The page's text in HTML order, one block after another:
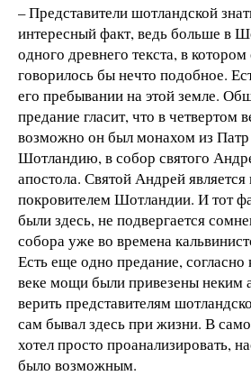
– Представители шотландской
интересный факт, ведь больше в
одного древнего текста, в
говорилось бы нечто подобное.
его пребывании на этой земле.
предание гласит, что в четвертом
возможно он был монахом из Патр
Шотландию, в собор святого
апостола. Святой Андрей
покровителем Шотландии. И тот
были здесь, не подвергается
собора уже во времена
Есть еще одно предание,
веке мощи были привезены неким
верить представителям
сам бывал здесь при жизни. В
хотел просто проанализировать,
было возможным.